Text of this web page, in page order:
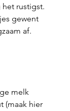
het rustigst.
gewent
af.
melk
(maak hier